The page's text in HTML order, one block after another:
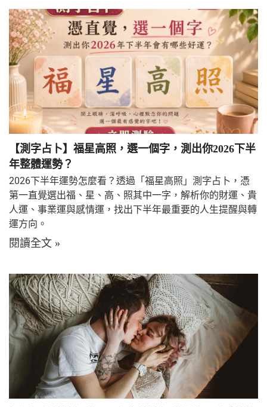
【測字占卜】福星高照，選一個字，測出你2026下半
年整體運勢？
2026下半年運勢怎麼看？透過「福星高照」測字占卜，憑
第一直覺選出福、星、高、照其中一字，解析你的財運、貴
人運、事業運與感情運，找出下半年最重要的人生提醒與轉
運方向。
閱讀全文 »